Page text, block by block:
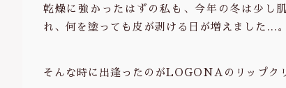
乾燥に強かったはずの私も、今年の冬は少し
れ、何を塗っても皮が剥ける日が増えました…。
そんな時に出逢ったのがLOGONAのリップク